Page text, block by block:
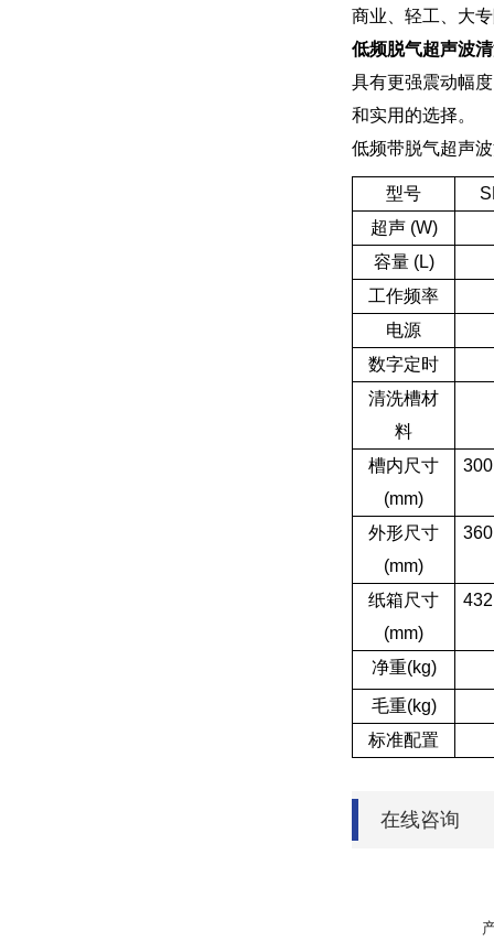
商业、轻工、大
低频脱气超声波
具有更强震动幅
和实用的选择。
低频带脱气超声
型号
超声 (W)
容量 (L)
工作频率
电源
数字定时
清洗槽材
料
槽内尺寸
(mm)
外形尺寸
(mm)
纸箱尺寸
(mm)
净重(kg)
毛重(kg)
标准配置
在线咨询